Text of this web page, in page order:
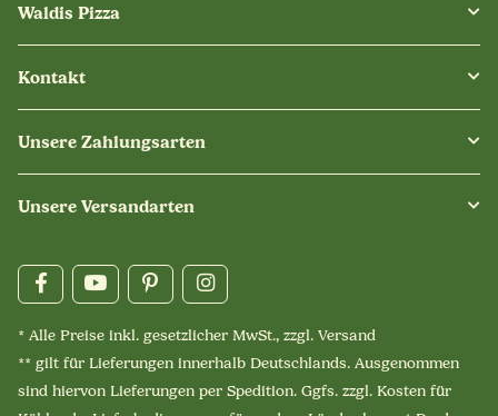
Waldis Pizza
Kontakt
Unsere Zahlungsarten
Unsere Versandarten
* Alle Preise inkl. gesetzlicher MwSt., zzgl. Versand
** gilt für Lieferungen innerhalb Deutschlands. Ausgenommen
sind hiervon Lieferungen per Spedition. Ggfs. zzgl. Kosten für